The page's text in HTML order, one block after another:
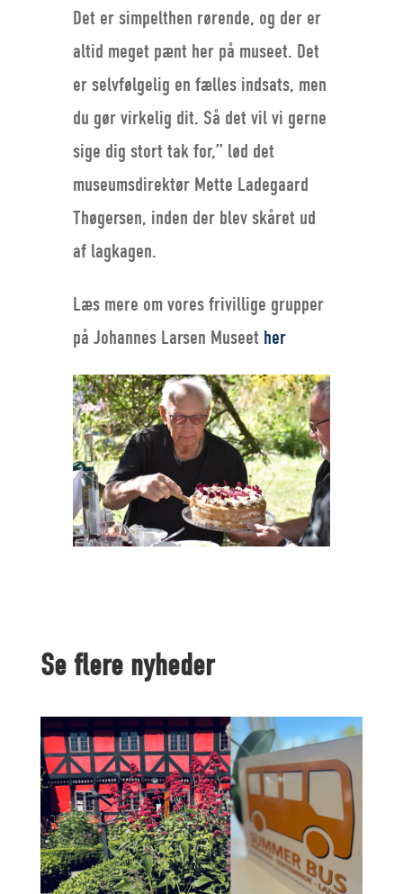
Det er simpelthen rørende, og der er
altid meget pænt her på museet. Det
er selvfølgelig en fælles indsats, men
du gør virkelig dit. Så det vil vi gerne
sige dig stort tak for,” lød det
museumsdirektør Mette Ladegaard
Thøgersen, inden der blev skåret ud
af lagkagen.
Læs mere om vores frivillige grupper
på Johannes Larsen Museet her
Se flere nyheder